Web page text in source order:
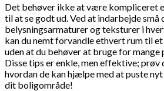
Det behøver ikke at være kompliceret
til at se godt ud. Ved at indarbejde
belysningsarmaturer og teksturer i
kan du nemt forvandle ethvert rum til
uden at du behøver at bruge for mange
Disse tips er enkle, men effektive; prøv
hvordan de kan hjælpe med at puste
dit boligområde!